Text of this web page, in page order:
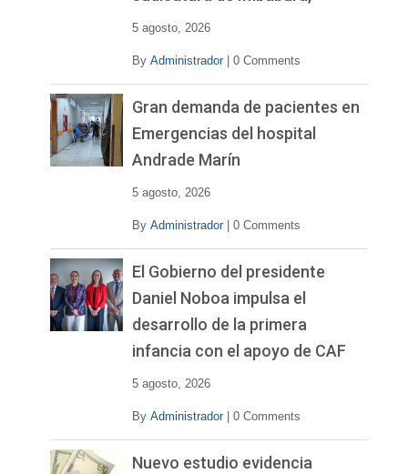
5 agosto, 2026
By Administrador 0 Comments
Gran demanda de pacientes en
Emergencias del hospital
Andrade Marín
5 agosto, 2026
By Administrador 0 Comments
El Gobierno del presidente
Daniel Noboa impulsa el
desarrollo de la primera
infancia con el apoyo de CAF
5 agosto, 2026
By Administrador 0 Comments
Nuevo estudio evidencia